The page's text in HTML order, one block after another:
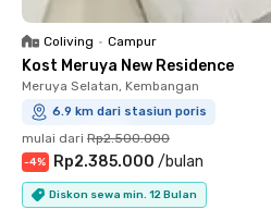
Coliving • Campur
Kost Meruya New Residence
Meruya Selatan, Kembangan
6.9 km dari stasiun poris
mulai dari Rp2.500.000
-4% Rp2.385.000 /bulan
Diskon sewa min. 12 Bulan